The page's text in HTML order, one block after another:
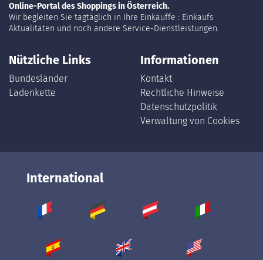
Online-Portal des Shoppings in Österreich.
Wir begleiten Sie tagtäglich in Ihre Einkäuffe : Einkaufs
Aktualitäten und noch andere Service-Dienstleistungen.
Nützliche Links
Bundesländer
Ladenkette
Informationen
Kontakt
Rechtliche Hinweise
Datenschutzpolitik
Verwaltung von Cookies
International